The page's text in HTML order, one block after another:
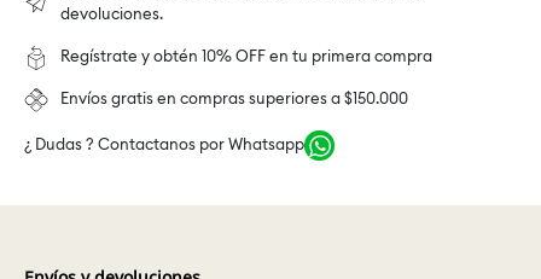
devoluciones.
Regístrate y obtén 10% OFF en tu primera compra
Envíos gratis en compras superiores a $150.000
¿ Dudas ? Contactanos por Whatsapp